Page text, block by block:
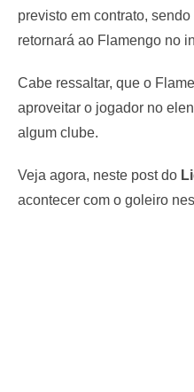
previsto em contrato,
retornará ao Flamengo no
Cabe ressaltar, que o
aproveitar o jogador no
algum clube.
Veja agora, neste post do
acontecer com o goleiro